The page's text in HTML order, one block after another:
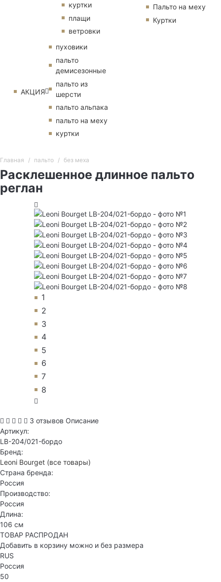
куртки
плащи
ветровки
АКЦИЯ
пуховики
пальто
демисезонные
пальто из
шерсти
пальто альпака
пальто на меху
куртки
Пальто на меху
Куртки
Главная пальто без меха
Расклешенное длинное пальто
реглан
1
2
3
4
5
6
7
8
3 отзывов Описание
Артикул:
LB-204/021-бордо
Бренд:
Leoni Bourget (все товары)
Страна бренда:
Россия
Производство:
Россия
Длина:
106 см
ТОВАР РАСПРОДАН
Добавить в корзину можно и без размера
RUS
Россия
50